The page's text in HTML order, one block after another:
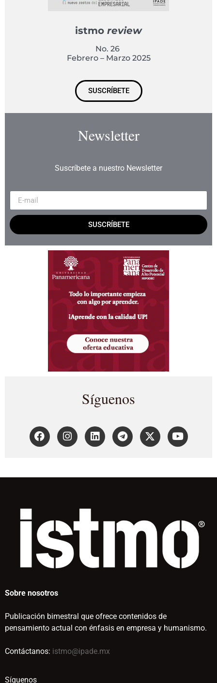
istmo review
No. 26
Febrero – Marzo 2025
SUSCRÍBETE
Newsletter
Suscríbete a nuestro Newsletter
SUSCRÍBETE
Síguenos
Sobre nosotros
Publicación bimestral que ofrece contenidos de
pensamiento actual con énfasis en empresa y humanismo.
Contáctanos: istmo@ipade.mx
Síguenos